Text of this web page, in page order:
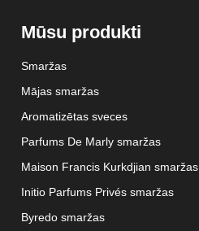
Mūsu produkti
Smaržas
Mājas smaržas
Aromatizētas sveces
Parfums De Marly smaržas
Maison Francis Kurkdjian smaržas
Initio Parfums Privés smaržas
Byredo smaržas